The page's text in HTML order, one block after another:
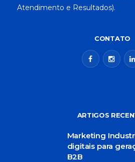
Atendimento e Resultados).
CONTATO
ARTIGOS
Marketing
digitais para
B2B